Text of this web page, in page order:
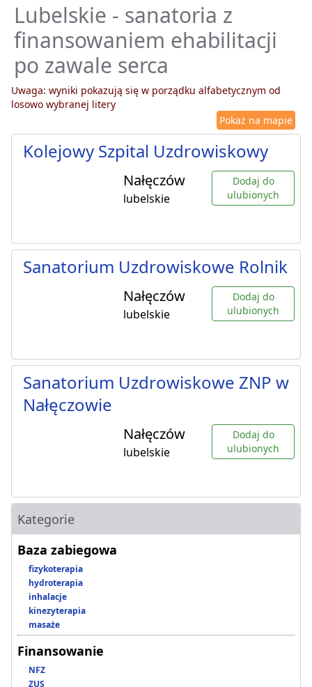
Lubelskie - sanatoria z
finansowaniem ehabilitacji
po zawale serca
Uwaga: wyniki pokazują się w porządku alfabetycznym od
losowo wybranej litery
Pokaż na mapie
Kolejowy Szpital Uzdrowiskowy
Nałęczów
lubelskie
Dodaj do
ulubionych
Sanatorium Uzdrowiskowe Rolnik
Nałęczów
lubelskie
Dodaj do
ulubionych
Sanatorium Uzdrowiskowe ZNP w
Nałęczowie
Nałęczów
lubelskie
Dodaj do
ulubionych
Kategorie
Baza zabiegowa
fizykoterapia
hydroterapia
inhalacje
kinezyterapia
masaże
Finansowanie
NFZ
ZUS